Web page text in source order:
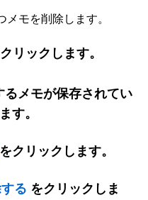
メモを削除します。
リックします。
メモが保存されてい
す。
をクリックします。
る をクリックしま